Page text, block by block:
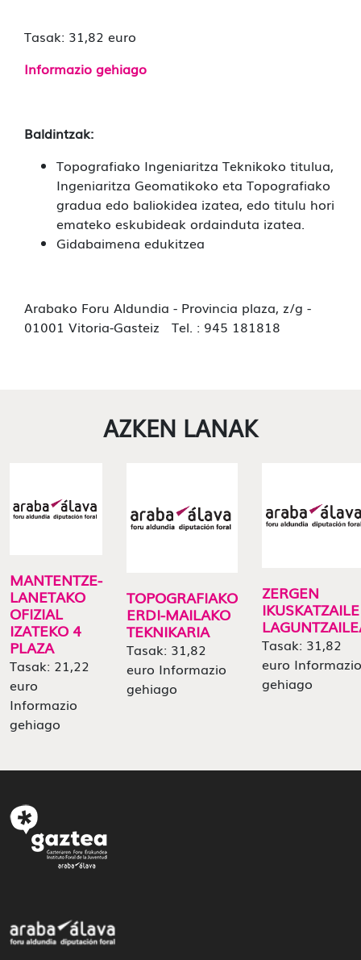
Tasak: 31,82 euro
Informazio gehiago
Baldintzak:
Topografiako Ingeniaritza Teknikoko titulua,
Ingeniaritza Geomatikoko eta Topografiako
gradua edo baliokidea izatea, edo titulu hori
emateko eskubideak ordainduta izatea.
Gidabaimena edukitzea
Arabako Foru Aldundia - Provincia plaza, z/g -
01001 Vitoria-Gasteiz Tel. : 945 181818
AZKEN LANAK
MANTENTZE-
LANETAKO
OFIZIAL
IZATEKO 4
PLAZA
Tasak: 21,22
euro
Informazio
gehiago
TOPOGRAFIAKO
ERDI-MAILAKO
TEKNIKARIA
Tasak: 31,82
euro Informazio
gehiago
ZERGEN
IKUSKATZAILE
Tasak: 31,82
euro Informazio
gehiago